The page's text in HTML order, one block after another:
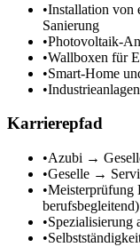
•Installation von
Sanierung
•Photovoltaik-
•Wallboxen für
•Smart-Home
•
Karrierepfad
•Azubi →
•Geselle →
•Meisterprüfung
berufsbegleitend)
•Spezialisierung
•